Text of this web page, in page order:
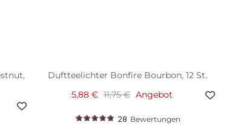
Duftteelichter Bonfire Bourbon, 12 St.
5,88 € 11,75 € Angebot
28 Bewertungen